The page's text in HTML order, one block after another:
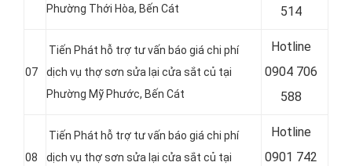
Phường Thới Hòa, Bến Cát
514
07
Tiến Phát hỗ trợ tư vấn báo giá chi phí
dịch vụ thợ sơn sửa lại cửa sắt củ tại
Phường Mỹ Phước, Bến Cát
Hotline
0904 706
588
08
Tiến Phát hỗ trợ tư vấn báo giá chi phí
dịch vụ thợ sơn sửa lại cửa sắt củ tại
Hotline
0901 742